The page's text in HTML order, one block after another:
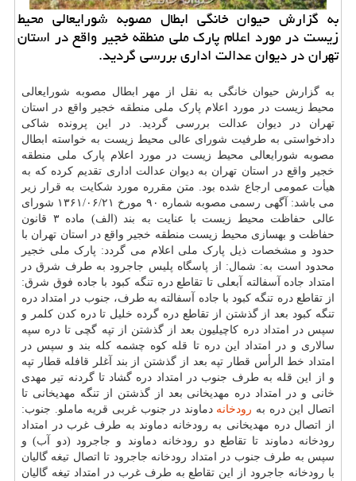
به گزارش حیوان خانگی ابطال مصوبه شورایعالی محیط
زیست در مورد اعلام پارك ملی منطقه خجیر واقع در استان
تهران در دیوان عدالت اداری بررسی گردید.
به گزارش حیوان خانگی به نقل از مهر ابطال مصوبه شورایعالی
محیط زیست در مورد اعلام پارک ملی منطقه خجیر واقع در استان
تهران در دیوان عدالت بررسی گردید. در این پرونده شاکی
دادخواستی به طرفیت شورای عالی محیط زیست به خواسته ابطال
مصوبه شورایعالی محیط زیست در مورد اعلام پارک ملی منطقه
خجیر واقع در استان تهران به دیوان عدالت اداری تقدیم کرده که به
هیأت عمومی ارجاع شده بود. متن مقرره مورد شکایت به قرار زیر
می باشد: آگهی رسمی مصوبه شماره ۹۰ مورخ ۲۱/‏۰۶/‏۱۳۶۱‬ شورای
عالی حفاظت محیط زیست با عنایت به بند (الف) ماده ۳ قانون
حفاظت و بهسازی محیط زیست منطقه خجیر واقع در استان تهران با
حدود و مشخصات ذیل پارک ملی اعلام می گردد: پارک ملی خجیر
محدود است به: شمال: از پاسگاه پلیس جاجرود به طرف شرق در
امتداد جاده آسفالته آبعلی تا تقاطع دره تنگه کبود با جاده فوق شرق:
از تقاطع دره تنگه کبود با جاده آسفالته به طرف، جنوب در امتداد دره
تنگه کبود بعد از گذشتن از تقاطع دره گرده خلیل تا دره کدن کلمر و
سپس در امتداد دره کاچیلیون بعد از گذشتن از تپه گچی تا دره سپه
سالاری و در امتداد این دره تا قله کوه چشمه کله بند و سپس در
امتداد خط الرأس قطار تپه بعد از گذشتن از بند آغلر قافله قطار تپه
و از این قله به طرف جنوب در امتداد دره گشاد تا گردنه تیر مهدی
خانی و در امتداد دره مهدیخانی بعد از گذشتن از تنگه مهدیخانی تا
اتصال این دره به رودخانه دماوند در جنوب غربی قریه ماملو. جنوب:
از اتصال دره مهدیخانی به رودخانه دماوند به طرف غرب در امتداد
رودخانه دماوند تا تقاطع دو رودخانه دماوند و جاجرود (دو آب) و
سپس به طرف جنوب در امتداد رودخانه جاجرود تا اتصال تیغه گالیان
با رودخانه جاجرود از این تقاطع به طرف غرب در امتداد تیغه گالیان